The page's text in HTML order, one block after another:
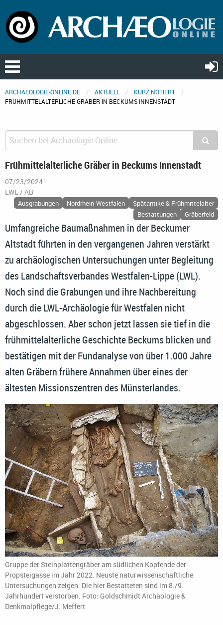
ARCHAEOLOGIE-ONLINE.DE AKTUELL
KURZ NOTIERT
FRÜHMITTELALTERLICHE GRÄBER IN BECKUMS INNENSTADT
Frühmittelalterliche Gräber in Beckums Innenstadt
07/23/2024
LWL / AB
Ausgrabungen Nordrhein-Westfalen
Spätantike & Frühmittelalter
Bestattungen
Gräberfeld
Umfangreiche Baumaßnahmen in der Beckumer
Altstadt führten in den vergangenen Jahren verstärkt
zu archäologischen Untersuchungen unter Begleitung
des Landschaftsverbandes Westfalen-Lippe (LWL).
Noch sind die Grabungen und ihre Nachbereitung
durch die LWL-Archäologie für Westfalen nicht
abgeschlossen. Aber schon jetzt lassen sie tief in die
frühmittelalterliche Geschichte Beckums blicken und
bestätigen mit der Fundanalyse von über 1.000 Jahre
alten Gräbern frühere Annahmen über eines der
ältesten Missionszentren des Münsterlandes.
Gruppe der Steinplattengräber am südlichen Kopfende der
Propsteigasse im Jahr 2022. Neuste naturwissenschaftliche
Untersuchungen zeigen: Die hier Bestatteten sind im 8./9.
Jahrhundert verstorben. Foto: Goldschmidt Archäologie &
Denkmalpflege/J. Meffert